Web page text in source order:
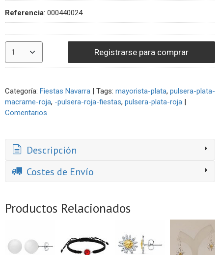
Referencia: 000440024
Registrarse para comprar
Categoría: Fiestas Navarra | Tags: mayorista-plata pulsera-plata-
macrame-roja -pulsera-roja-fiestas pulsera-plata-roja |
Comentarios
Descripción
Costes de Envío
Productos Relacionados